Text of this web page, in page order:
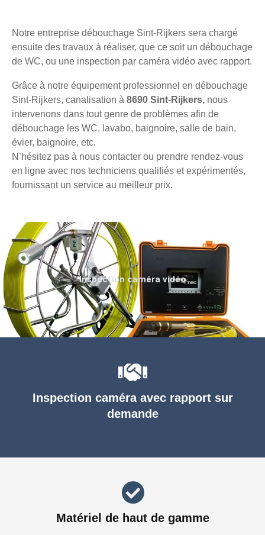
Notre entreprise débouchage Sint-Rijkers sera chargé
ensuite des travaux à réaliser, que ce soit un débouchage
de WC, ou une inspection par caméra vidéo avec rapport.
Grâce à notre équipement professionnel en débouchage
Sint-Rijkers, canalisation à 8690 Sint-Rijkers, nous
intervenons dans tout genre de problèmes afin de
débouchage les WC, lavabo, baignoire, salle de bain,
évier, baignoire, etc.
N’hésitez pas à nous contacter ou prendre rendez-vous
en ligne avec nos techniciens qualifiés et expérimentés,
fournissant un service au meilleur prix.
Inspection caméra avec rapport sur
demande
Matériel de haut de gamme
Inspection caméra vidéo